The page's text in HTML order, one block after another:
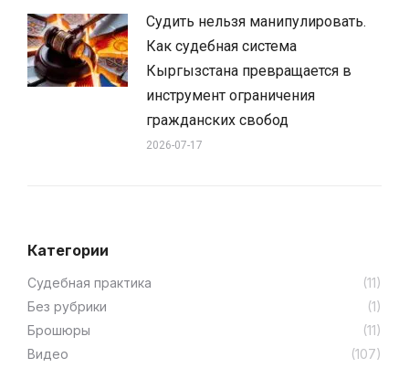
Судить нельзя манипулировать.
Как судебная система
Кыргызстана превращается в
инструмент ограничения
гражданских свобод
2026-07-17
Категории
Cудебная практика
(11)
Без рубрики
(1)
Брошюры
(11)
Видео
(107)